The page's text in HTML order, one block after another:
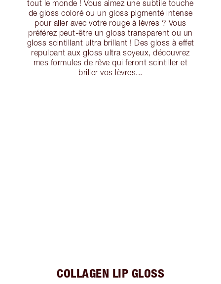
tout le monde ! Vous aimez une subtile touche
de gloss coloré ou un gloss pigmenté intense
pour aller avec votre rouge à lèvres ? Vous
préférez peut-être un gloss transparent ou un
gloss scintillant ultra brillant ! Des gloss à effet
repulpant aux gloss ultra soyeux, découvrez
mes formules de rêve qui feront scintiller et
briller vos lèvres...
COLLAGEN LIP GLOSS